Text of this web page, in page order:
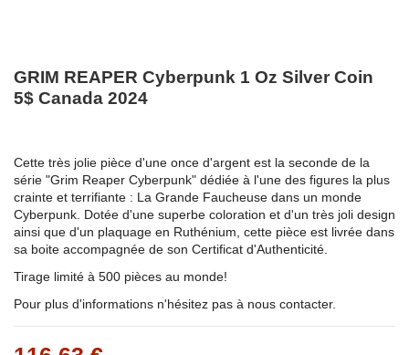
GRIM REAPER Cyberpunk 1 Oz Silver Coin
5$ Canada 2024
Cette très jolie pièce d'une once d'argent est la seconde de la
série "Grim Reaper Cyberpunk" dédiée à l'une des figures la plus
crainte et terrifiante : La Grande Faucheuse dans un monde
Cyberpunk. Dotée d'une superbe coloration et d'un très joli design
ainsi que d'un plaquage en Ruthénium, cette pièce est livrée dans
sa boite accompagnée de son Certificat d'Authenticité.
Tirage limité à 500 pièces au monde!
Pour plus d'informations n'hésitez pas à nous contacter.